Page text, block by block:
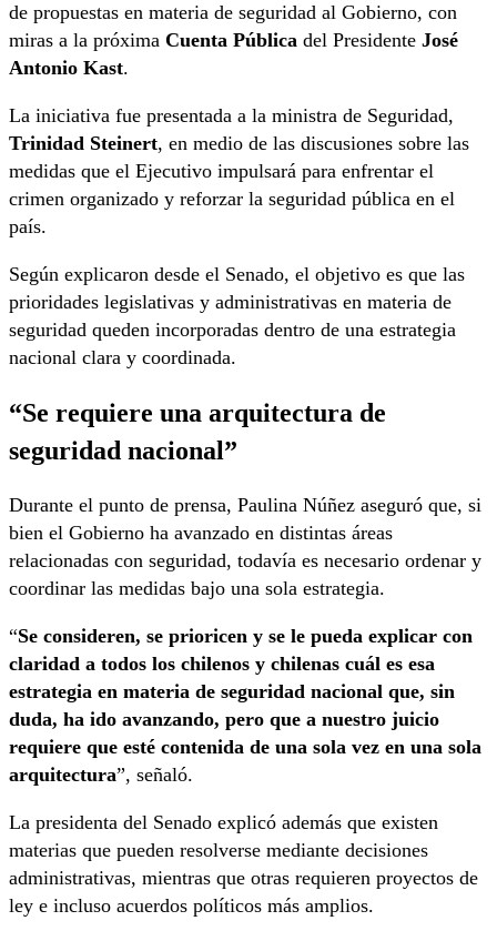
de propuestas en materia de seguridad al Gobierno, con
miras a la próxima Cuenta Pública del Presidente José
Antonio Kast.
La iniciativa fue presentada a la ministra de Seguridad,
Trinidad Steinert, en medio de las discusiones sobre las
medidas que el Ejecutivo impulsará para enfrentar el
crimen organizado y reforzar la seguridad pública en el
país.
Según explicaron desde el Senado, el objetivo es que las
prioridades legislativas y administrativas en materia de
seguridad queden incorporadas dentro de una estrategia
nacional clara y coordinada.
“Se requiere una arquitectura de
seguridad nacional”
Durante el punto de prensa, Paulina Núñez aseguró que, si
bien el Gobierno ha avanzado en distintas áreas
relacionadas con seguridad, todavía es necesario ordenar y
coordinar las medidas bajo una sola estrategia.
“Se consideren, se prioricen y se le pueda explicar con
claridad a todos los chilenos y chilenas cuál es esa
estrategia en materia de seguridad nacional que, sin
duda, ha ido avanzando, pero que a nuestro juicio
requiere que esté contenida de una sola vez en una sola
arquitectura”, señaló.
La presidenta del Senado explicó además que existen
materias que pueden resolverse mediante decisiones
administrativas, mientras que otras requieren proyectos de
ley e incluso acuerdos políticos más amplios.